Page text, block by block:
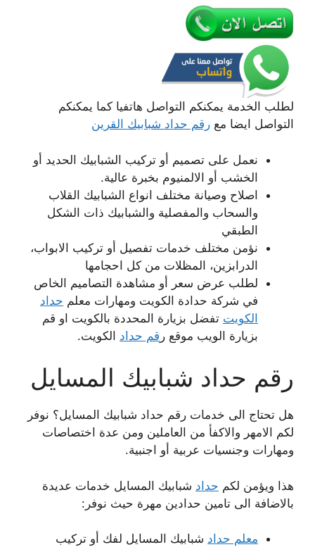
لطلب الخدمة يمكنكم التواصل هاتفيا كما يمكنكم
التواصل ايضا مع رقم حداد شبابيك القرين
نعمل على تصميم أو تركيب الشبابيك الحديد أو
الخشب أو الالمنيوم بخبرة عالية.
اصلاح وصيانة مختلف انواع الشبابيك القلاب
والسحاب والمفصلية والشبابيك ذات الشكل
الطبقي
نؤمن مختلف خدمات تفصيل أو تركيب الابواب،
الدرابزين، المظلات من كل احجامها
لطلب عرض سعر أو مشاهدة التصاميم الخاص
في شركة حدادة الكويت ومهارات معلم حداد
الكويت تفضل بزيارة المحددة بالكويت او قم
بزيارة الويب موقع ر قم حداد الكويت.
رقم حداد شبابيك المسايل
هل تحتاج الى خدمات رقم حداد شبابيك المسايل؟ نوفر
لكم الامهر والاكفأ من العاملين ومن عدة اختصاصات
ومهارات وجنسيات عربية أو اجنبية.
هذا ويؤمن لكم حداد شبابيك المسايل خدمات عديدة
بالاضافة الى تامين حدادين مهرة حيث نوفر:
معلم حداد شبابيك المسايل لفك أو تركيب